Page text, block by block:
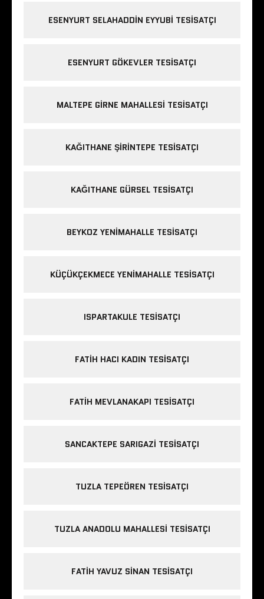
ESENYURT SELAHADDIN EYYUBI TESISATÇI
ESENYURT GÖKEVLER TESISATÇI
MALTEPE GIRNE MAHALLESI TESISATÇI
KAĞITHANE ŞIRINTEPE TESISATÇI
KAĞITHANE GÜRSEL TESISATÇI
BEYKOZ YENIMAHALLE TESISATÇI
KÜÇÜKÇEKMECE YENIMAHALLE TESISATÇI
ISPARTAKULE TESISATÇI
FATIH HACI KADIN TESISATÇI
FATIH MEVLANAKAPI TESISATÇI
SANCAKTEPE SARIGAZI TESISATÇI
TUZLA TEPEÖREN TESISATÇI
TUZLA ANADOLU MAHALLESI TESISATÇI
FATIH YAVUZ SINAN TESISATÇI